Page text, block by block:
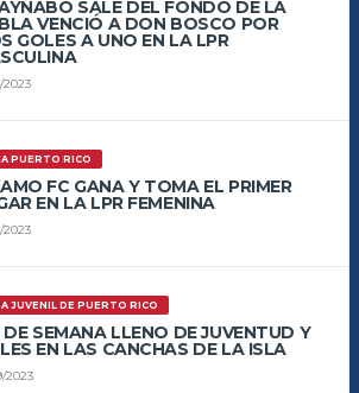
SALE DEL FONDO DE LA
VENCIÓ A DON BOSCO POR
GOLES A UNO EN LA LPR
2023
PUERTO RICO
FC GANA Y TOMA EL PRIMER
EN LA LPR FEMENINA
2023
JUVENIL DE PUERTO RICO
DE SEMANA LLENO DE JUVENTUD Y
EN LAS CANCHAS DE LA ISLA
2023